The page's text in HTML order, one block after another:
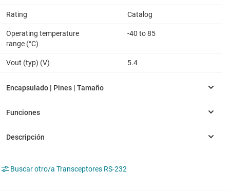
Rating Catalog
Operating temperature
range (°C)
-40 to 85
Vout (typ) (V) 5.4
Buscar otro/a Transceptores RS-232